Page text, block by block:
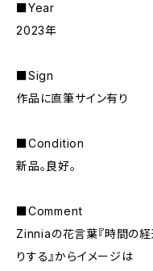
■Year
2023年
■Sign
作品に直筆サイン有り
■Condition
新品。良好。
■Comment
Zinniaの花言葉『時間の経
りする』からイメージは